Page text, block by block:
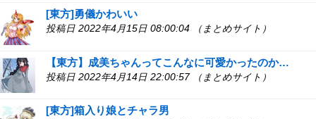
[東方]勇儀かわいい
投稿日 2022年4月15日 08:00:04 （まとめサイト）
【東方】成美ちゃんってこんなに可愛かったのか…
投稿日 2022年4月14日 22:00:57 （まとめサイト）
[東方]箱入り娘とチャラ男